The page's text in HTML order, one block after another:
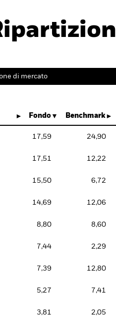
di mercato
Fondo Benchmark
17,59 24,90
17,51 12,22
15,50 6,72
14,69 12,06
8,80 8,60
7,44 2,29
7,39 12,80
5,27 7,41
3,81 2,05